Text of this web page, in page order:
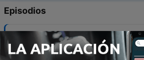
Episodios
- Cocktail Tropical #S02E15 - Fire
12 feb. 2019